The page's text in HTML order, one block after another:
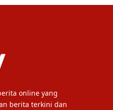
online yang
berita terkini dan